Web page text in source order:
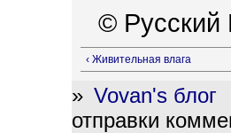
© Русский
‹ Живительная влага
» Vovan's блог
отправки